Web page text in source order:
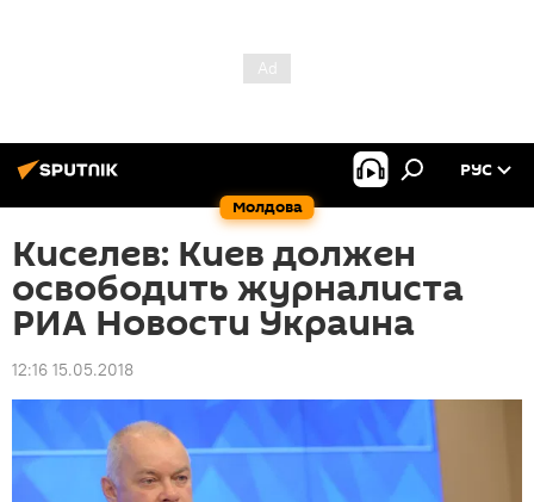
Молдова
РУС
Киселев: Киев должен
освободить журналиста
РИА Новости Украина
12:16 15.05.2018